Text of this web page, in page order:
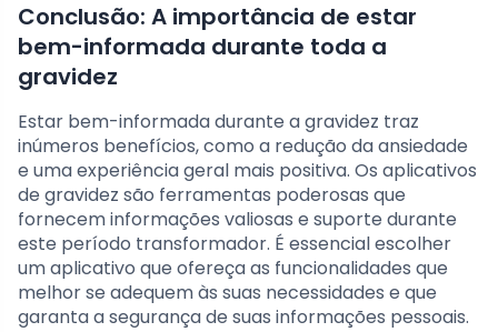
Conclusão: A importância de estar
bem-informada durante toda a
gravidez
Estar bem-informada durante a gravidez traz
inúmeros benefícios, como a redução da ansiedade
e uma experiência geral mais positiva. Os aplicativos
de gravidez são ferramentas poderosas que
fornecem informações valiosas e suporte durante
este período transformador. É essencial escolher
um aplicativo que ofereça as funcionalidades que
melhor se adequem às suas necessidades e que
garanta a segurança de suas informações pessoais.